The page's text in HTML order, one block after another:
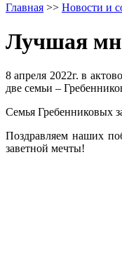
Главная >> Новости и
Лучшая
8 апреля 2022г. в
две семьи –
Семья Гребенниковых
Поздравляем наших
заветной мечты!